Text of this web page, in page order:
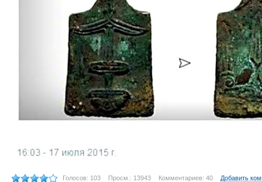
Голосов: 103 Просм.: 13943 Комментариев: 40 Добавить